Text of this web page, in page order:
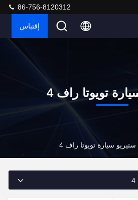
86-756-8120312
إقتباس
تويوتا راف 4
سيارة تويوتا راف 4